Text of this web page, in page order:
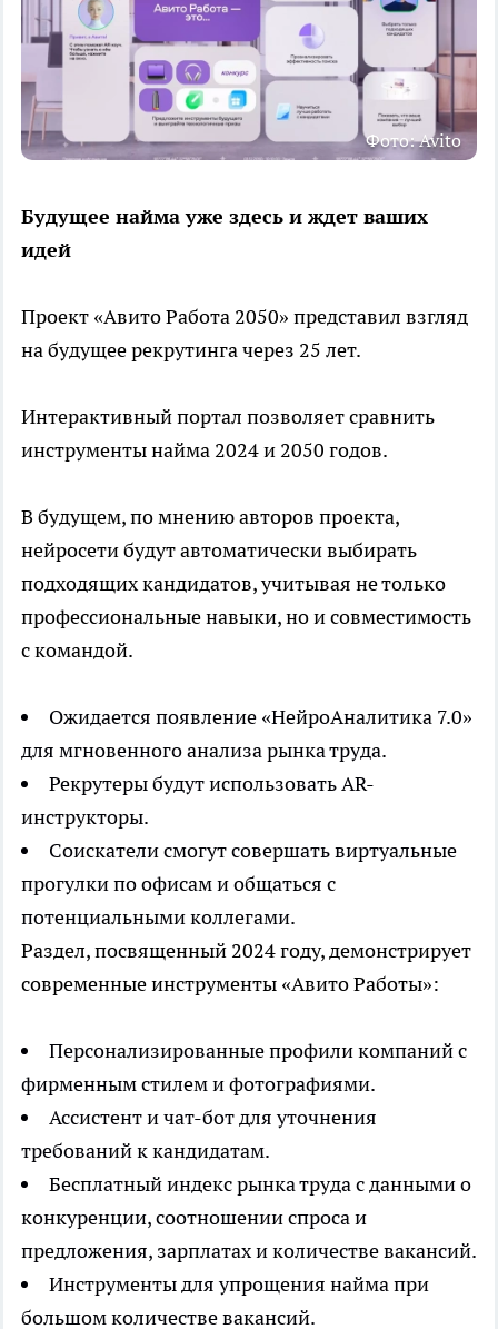
Фото: Avito
Будущее найма уже здесь и ждет ваших
идей
Проект «Авито Работа 2050» представил взгляд
на будущее рекрутинга через 25 лет.
Интерактивный портал позволяет сравнить
инструменты найма 2024 и 2050 годов.
В будущем, по мнению авторов проекта,
нейросети будут автоматически выбирать
подходящих кандидатов, учитывая не только
профессиональные навыки, но и совместимость
с командой.
Ожидается появление «НейроАналитика 7.0»
для мгновенного анализа рынка труда.
Рекрутеры будут использовать AR-
инструкторы.
Соискатели смогут совершать виртуальные
прогулки по офисам и общаться с
потенциальными коллегами.
Раздел, посвященный 2024 году, демонстрирует
современные инструменты «Авито Работы»:
Персонализированные профили компаний с
фирменным стилем и фотографиями.
Ассистент и чат-бот для уточнения
требований к кандидатам.
Бесплатный индекс рынка труда с данными о
конкуренции, соотношении спроса и
предложения, зарплатах и количестве вакансий.
Инструменты для упрощения найма при
большом количестве вакансий.